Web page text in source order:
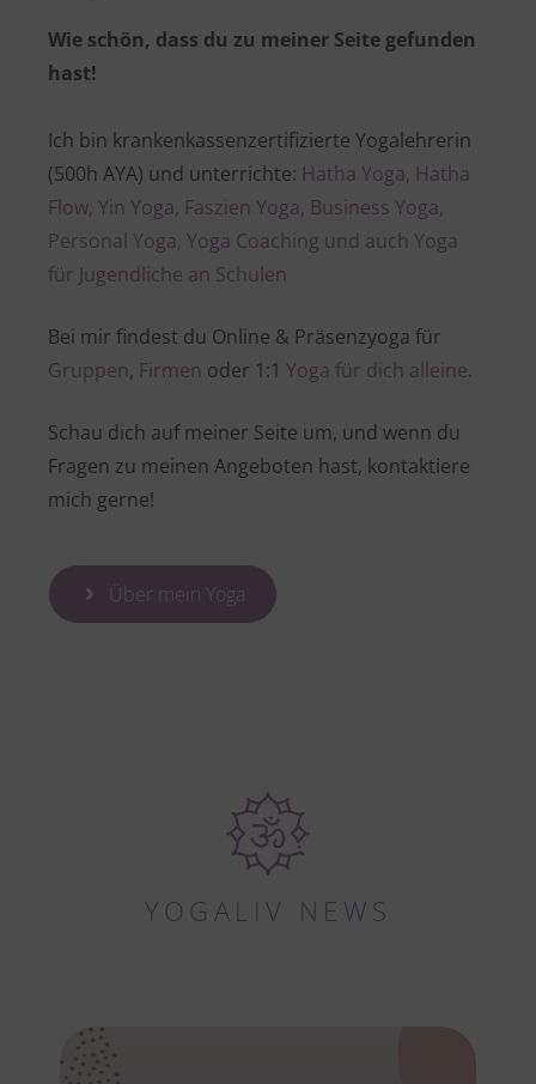
Wie schön, dass du zu meiner Seite gefunden
hast!
Ich bin krankenkassenzertifizierte Yogalehrerin
(500h AYA) und unterrichte: Hatha Yoga, Hatha
Flow, Yin Yoga, Faszien Yoga, Business Yoga,
Personal Yoga, Yoga Coaching und auch Yoga
für Jugendliche an Schulen
Bei mir findest du Online & Präsenzyoga für
Gruppen, Firmen oder 1:1 Yoga für dich alleine.
Schau dich auf meiner Seite um, und wenn du
Fragen zu meinen Angeboten hast, kontaktiere
mich gerne!
Über mein Yoga
YOGALIV NEWS